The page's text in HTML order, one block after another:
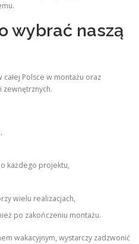
wybrać naszą
Polsce w montażu oraz
zewnętrznych.
każdego projektu,
wielu realizacjach,
po zakończeniu montażu.
wakacyjnym, wystarczy zadzwonić